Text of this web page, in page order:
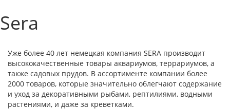
Sera
Уже более 40 лет немецкая компания SERA производит
высококачественные товары аквариумов, террариумов, а
также садовых прудов. В ассортименте компании более
2000 товаров, которые значительно облегчают содержание
и уход за декоративными рыбами, рептилиями, водными
растениями, и даже за креветками.